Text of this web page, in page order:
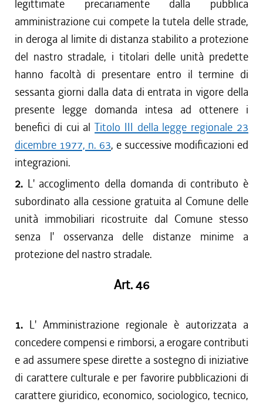
legittimate precariamente dalla pubblica
amministrazione cui compete la tutela delle strade,
in deroga al limite di distanza stabilito a protezione
del nastro stradale, i titolari delle unità predette
hanno facoltà di presentare entro il termine di
sessanta giorni dalla data di entrata in vigore della
presente legge domanda intesa ad ottenere i
benefici di cui alTitolo III della legge regionale 23
dicembre 1977, n. 63, e successive modificazioni ed
integrazioni.
2. L' accoglimento della domanda di contributo è
subordinato alla cessione gratuita al Comune delle
unità immobiliari ricostruite dal Comune stesso
senza l' osservanza delle distanze minime a
protezione del nastro stradale.
Art. 46
1. L' Amministrazione regionale è autorizzata a
concedere compensi e rimborsi, a erogare contributi
e ad assumere spese dirette a sostegno di iniziative
di carattere culturale e per favorire pubblicazioni di
carattere giuridico, economico, sociologico, tecnico,